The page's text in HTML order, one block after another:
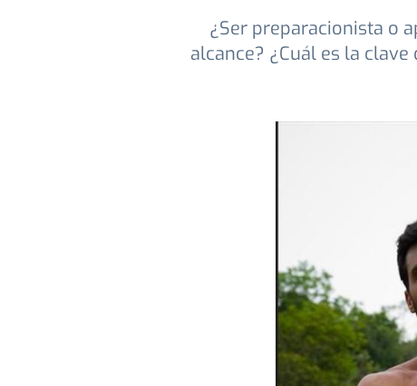
¿Ser preparacionista o
alcance? ¿Cuál es la